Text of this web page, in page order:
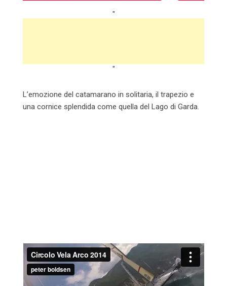
"
"
L’emozione del catamarano in solitaria, il trapezio e
una cornice splendida come quella del Lago di Garda.